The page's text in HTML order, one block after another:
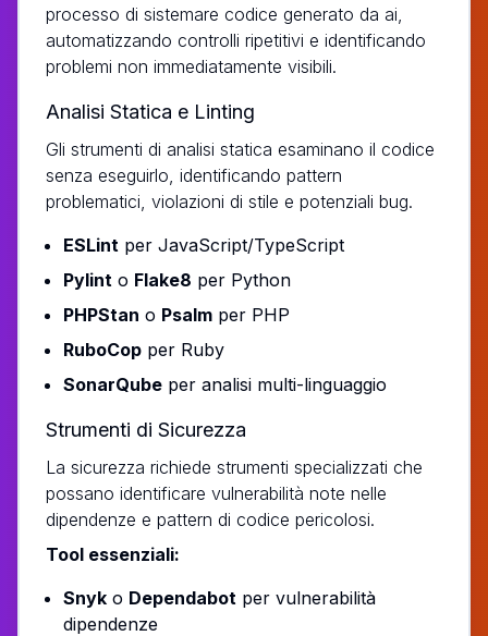
processo di sistemare codice generato da ai,
automatizzando controlli ripetitivi e identificando
problemi non immediatamente visibili.
Analisi Statica e Linting
Gli strumenti di analisi statica esaminano il codice
senza eseguirlo, identificando pattern
problematici, violazioni di stile e potenziali bug.
ESLint per JavaScript/TypeScript
Pylint o Flake8 per Python
PHPStan o Psalm per PHP
RuboCop per Ruby
SonarQube per analisi multi-linguaggio
Strumenti di Sicurezza
La sicurezza richiede strumenti specializzati che
possano identificare vulnerabilità note nelle
dipendenze e pattern di codice pericolosi.
Tool essenziali:
Snyk o Dependabot per vulnerabilità
dipendenze